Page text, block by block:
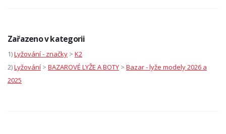
Zařazeno v kategorii
1)Lyžování - značky > K2
2)Lyžování > BAZAROVÉ LYŽE A BOTY > Bazar - lyže modely 2026 a
2025